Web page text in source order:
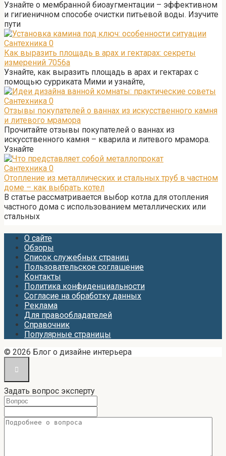
Узнайте о мембранной биоаугментации – эффективном
и гигиеничном способе очистки питьевой воды. Изучите
пути
Сантехника 0
Как выразить площадь в арах и гектарах: секреты
измерений 7056а
Узнайте, как выразить площадь в арах и гектарах с
помощью сурриката Мими и узнайте,
Сантехника 0
Отзывы покупателей о ваннах из искусственного камня
и литевого мрамора
Прочитайте отзывы покупателей о ваннах из
искусственного камня – кварила и литевого мрамора.
Узнайте
Сантехника 0
Отопление из металлических и стальных труб в частном
доме – как выбрать котел
В статье рассматривается выбор котла для отопления
частного дома с использованием металлических или
стальных
О сайте
Обзоры
Список служебных страниц
Пользовательское соглашение
Контакты
Политика конфиденциальности
Согласие на обработку данных
Реклама
Для правообладателей
Справочник
Популярные страницы
© 2026 Блог о дизайне интерьера
Задать вопрос эксперту